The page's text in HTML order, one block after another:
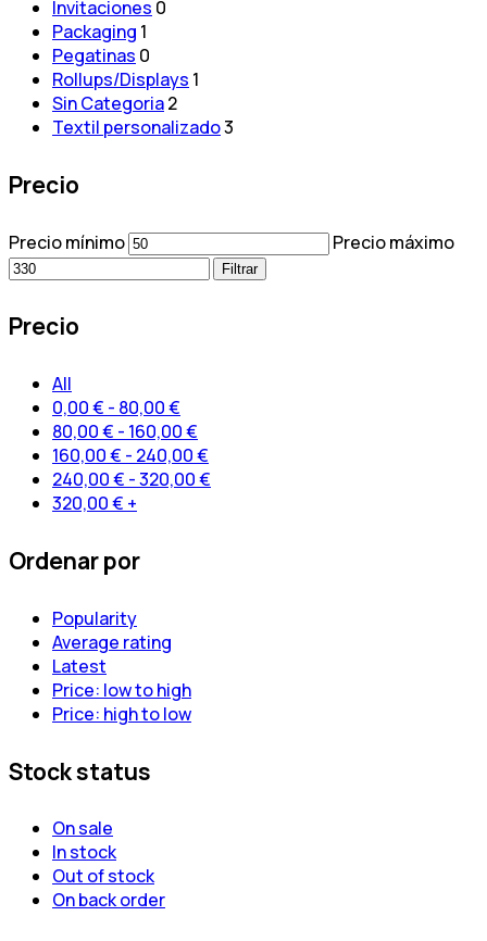
Invitaciones 0
Packaging 1
Pegatinas 0
Rollups/Displays 1
Sin Categoria2
Textil personalizado3
Precio
Precio mínimo Precio máximo
Filtrar
Precio
All
0,00€ - 80,00€
80,00€ - 160,00€
160,00€ - 240,00€
240,00€ -320,00€
320,00€ +
Ordenar por
Popularity
Average rating
Latest
Price: low to high
Price: high to low
Stock status
On sale
In stock
Out of stock
On back order